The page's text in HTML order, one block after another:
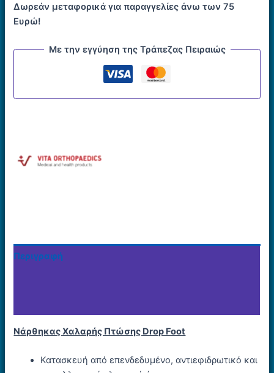
ποσότητα
Δωρεάν μεταφορικά για παραγγελίες άνω των 75
Ευρώ!
Με την εγγύηση της Τράπεζας Πειραιώς
Περιγραφή
Νάρθηκας Χαλαρής Πτώσης Drop Foot
Κατασκευή από επενδεδυμένο, αντιεφιδρωτικό και